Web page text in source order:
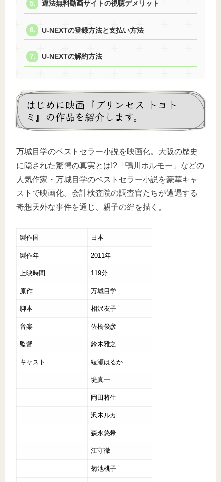
違法無料動画サイトの視聴デメリット
U-NEXTの登録方法と支払い方法
U-NEXTの解約方法
はじめに映画『プリンセス トヨト
ミ』の作品を紹介します。
万城目学のベストセラー小説を映画化。大阪の歴史
に隠された驚愕の真実とは!?「鴨川ホルモー」などの
人気作家・万城目学のベストセラー小説を豪華キャ
ストで映画化。会計検査院の調査官たちが遭遇する
奇想天外な事件を通じ、親子の絆を描く。
製作国 日本
製作年 2011年
上映時間 119分
原作 万城目学
脚本 相沢友子
音楽 佐橋俊彦
監督 鈴木雅之
キャスト 綾瀬はるか
堤真一
岡田将生
沢木ルカ
森永悠希
江守徹
菊池桃子